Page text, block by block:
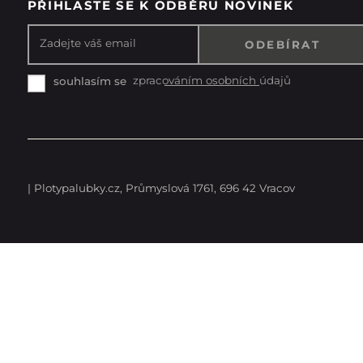
PŘIHLASTE SE K ODBĚRU NOVINEK
Zadejte váš email
souhlasím se zpracováním osobních údajů
| Plotypalubky.cz, Průmyslová 1761, 696 42 Vracov